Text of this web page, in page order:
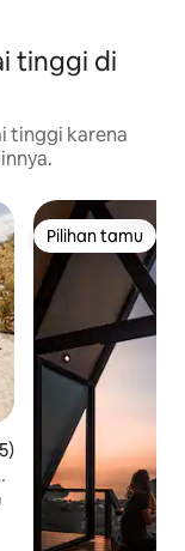
tinggi di
tinggi karena
4,98 dari 5, 255
Pilihan tamu
Pilihan tamu